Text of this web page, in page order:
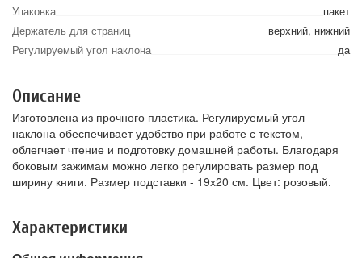
Упаковка
пакет
Держатель для страниц
верхний, нижний
Регулируемый угол наклона
да
Описание
Изготовлена из прочного пластика. Регулируемый угол
наклона обеспечивает удобство при работе с текстом,
облегчает чтение и подготовку домашней работы. Благодаря
боковым зажимам можно легко регулировать размер под
ширину книги. Размер подставки - 19х20 см. Цвет: розовый.
Характеристики